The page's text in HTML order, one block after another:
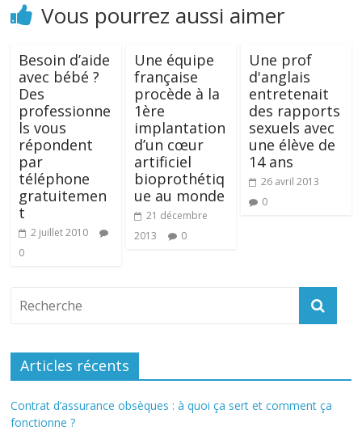
Vous pourrez aussi aimer
Besoin d’aide
avec bébé ?
Des
professionne
ls vous
répondent
par
téléphone
gratuitemen
t
2 juillet 2010
0
Une équipe
française
procède à la
1ère
implantation
d’un cœur
artificiel
bioprothétiq
ue au monde
21 décembre
2013
0
Une prof
d'anglais
entretenait
des rapports
sexuels avec
une élève de
14 ans
26 avril 2013
0
Articles récents
Contrat d’assurance obsèques : à quoi ça sert et comment ça
fonctionne ?